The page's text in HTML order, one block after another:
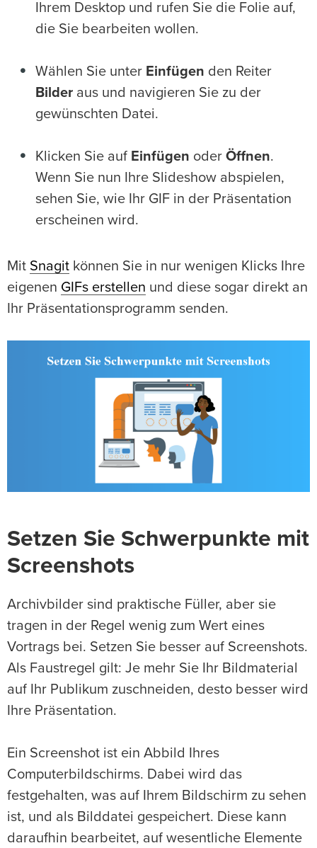
Ihrem Desktop und rufen Sie die Folie auf,
die Sie bearbeiten wollen.
Wählen Sie unter Einfügen den Reiter
Bilder aus und navigieren Sie zu der
gewünschten Datei.
Klicken Sie auf Einfügen oder Öffnen.
Wenn Sie nun Ihre Slideshow abspielen,
sehen Sie, wie Ihr GIF in der Präsentation
erscheinen wird.
Mit Snagit können Sie in nur wenigen Klicks Ihre
eigenen GIFs erstellen und diese sogar direkt an
Ihr Präsentationsprogramm senden.
Setzen Sie Schwerpunkte mit
Screenshots
Archivbilder sind praktische Füller, aber sie
tragen in der Regel wenig zum Wert eines
Vortrags bei. Setzen Sie besser auf Screenshots.
Als Faustregel gilt: Je mehr Sie Ihr Bildmaterial
auf Ihr Publikum zuschneiden, desto besser wird
Ihre Präsentation.
Ein Screenshot ist ein Abbild Ihres
Computerbildschirms. Dabei wird das
festgehalten, was auf Ihrem Bildschirm zu sehen
ist, und als Bilddatei gespeichert. Diese kann
daraufhin bearbeitet, auf wesentliche Elemente